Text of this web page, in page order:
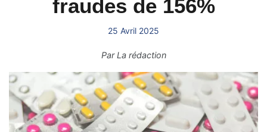
fraudes de 156%
25 Avril 2025
ParLa rédaction